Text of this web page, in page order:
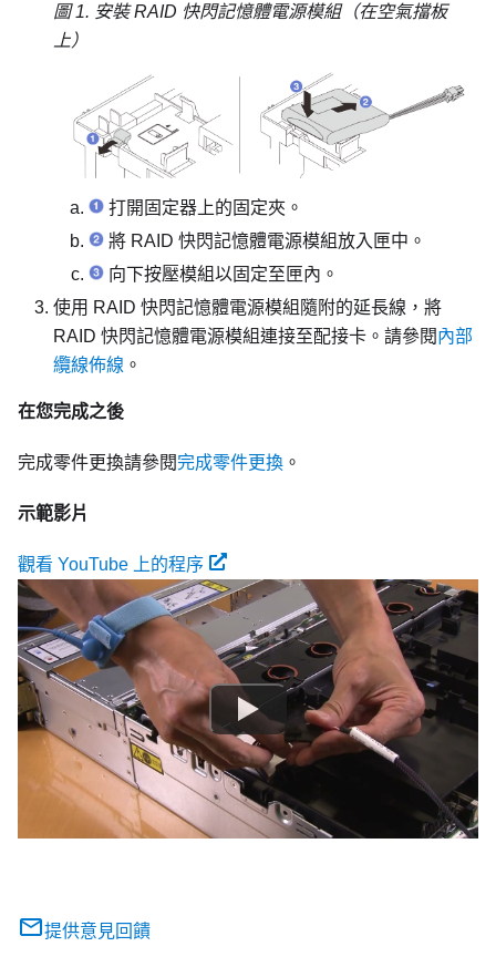
圖 1. 安裝 RAID 快閃記憶體電源模組（在空氣擋板
上）
打開固定器上的固定夾。
將 RAID 快閃記憶體電源模組放入匣中。
向下按壓模組以固定至匣內。
使用 RAID 快閃記憶體電源模組隨附的延長線，將
RAID 快閃記憶體電源模組連接至配接卡。請參閱內部
纜線佈線 。
在您完成之後
完成零件更換請參閱完成零件更換 。
示範影片
觀看 YouTube 上的程序
提供意見回饋